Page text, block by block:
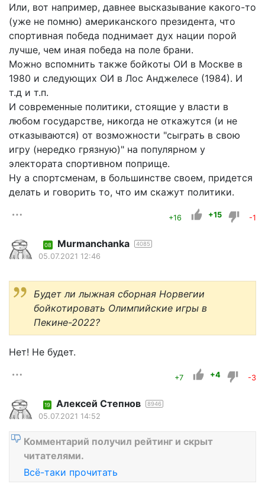
Или, вот например, давнее высказывание какого-то
(уже не помню) американского президента, что
спортивная победа поднимает дух нации порой
лучше, чем иная победа на поле брани.
Можно вспомнить также бойкоты ОИ в Москве в
1980 и следующих ОИ в Лос Анджелесе (1984). И
т.д и т.п.
И современные политики, стоящие у власти в
любом государстве, никогда не откажутся (и не
отказываются) от возможности "сыграть в свою
игру (нередко грязную)" на популярном у
электората спортивном поприще.
Ну а спортсменам, в большинстве своем, придется
делать и говорить то, что им скажут политики.
+16 +15 -1
08 Murmanchanka 4085
05.07.2021 12:46
Будет ли лыжная сборная Норвегии
бойкотировать Олимпийские игры в
Пекине-2022?
Нет! Не будет.
+7 +4 -3
19 Алексей Степнов 8946
05.07.2021 14:52
Комментарий получил рейтинг и скрыт
читателями.
Всё-таки прочитать